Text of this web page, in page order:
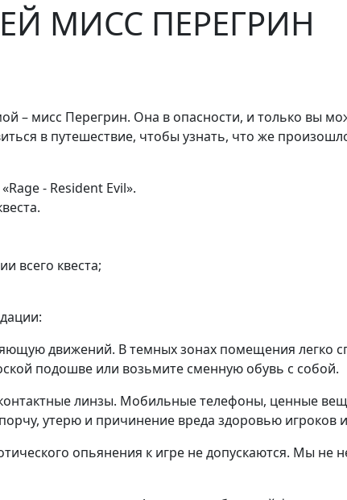
МИСС ПЕРЕГРИН
– мисс Перегрин. Она в опасности, и только вы
в путешествие, чтобы узнать, что же
- Resident Evil».
всего квеста;
движений. В темных зонах помещения легко
подошве или возьмите сменную обувь с собой.
линзы. Мобильные телефоны, ценные
утерю и причинение вреда здоровью игроков
опьянения к игре не допускаются. Мы не